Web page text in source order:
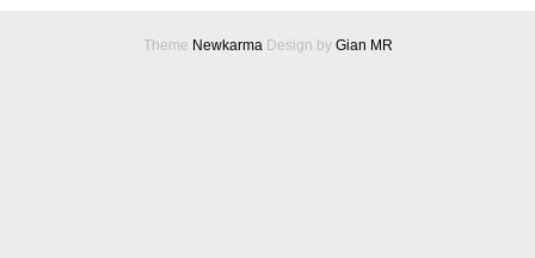
Theme NewkarmaDesign by Gian MR